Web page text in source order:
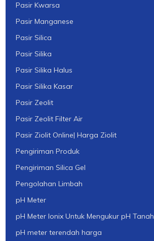
Pasir Kwarsa
Pasir Manganese
Pasir Silica
Pasir Silika
Pasir Silika Halus
Pasir Silika Kasar
Pasir Zeolit
Pasir Zeolit Filter Air
Pasir Ziolit Online| Harga Ziolit
Pengiriman Produk
Pengiriman Silica Gel
Pengolahan Limbah
pH Meter
pH Meter Ionix Untuk Mengukur pH Tanah
pH meter terendah harga